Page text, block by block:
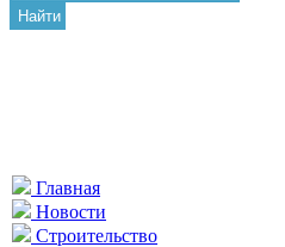
Найти
Главная
Новости
Строительство